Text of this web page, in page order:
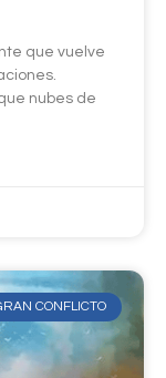
que vuelve
nubes de
CONFLICTO